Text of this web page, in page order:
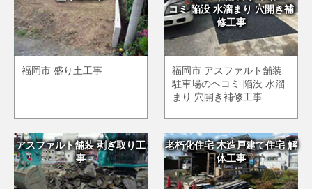
福岡市 盛り土工事
コミ 陥没 水溜まり 穴開き補
修工事
福岡市 アスファルト舗装
駐車場のヘコミ 陥没 水溜
まり 穴開き補修工事
アスファルト舗装 剥ぎ取り工
事
老朽化住宅 木造戸建て住宅 解
体工事